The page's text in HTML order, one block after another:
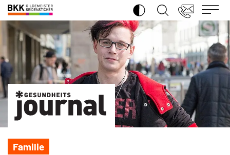
BKK
Gildemeister
Seidensticker
SUCHE ÖFFNEN
Familie